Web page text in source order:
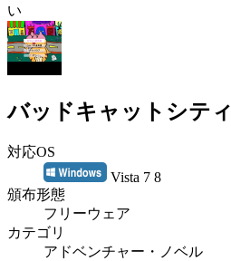
い
バッドキャットシティ
対応OS
Vista 7 8
頒布形態
フリーウェア
カテゴリ
アドベンチャー・ノベル